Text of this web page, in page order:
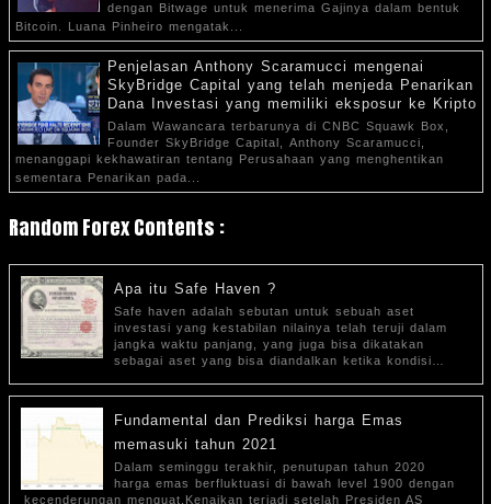
dengan Bitwage untuk menerima Gajinya dalam bentuk
Bitcoin. Luana Pinheiro mengatak...
Penjelasan Anthony Scaramucci mengenai
SkyBridge Capital yang telah menjeda Penarikan
Dana Investasi yang memiliki eksposur ke Kripto
Dalam Wawancara terbarunya di CNBC Squawk Box,
Founder SkyBridge Capital, Anthony Scaramucci,
menanggapi kekhawatiran tentang Perusahaan yang menghentikan
sementara Penarikan pada...
Random Forex Contents :
Apa itu Safe Haven ?
Safe haven adalah sebutan untuk sebuah aset
investasi yang kestabilan nilainya telah teruji dalam
jangka waktu panjang, yang juga bisa dikatakan
sebagai aset yang bisa diandalkan ketika kondisi…
Fundamental dan Prediksi harga Emas
memasuki tahun 2021
Dalam seminggu terakhir, penutupan tahun 2020
harga emas berfluktuasi di bawah level 1900 dengan
kecenderungan menguat.Kenaikan terjadi setelah Presiden AS